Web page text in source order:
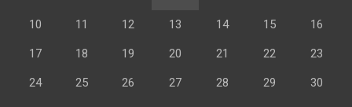
10 11 12 13 14 15 16
17 18 19 20 21 22 23
24 25 26 27 28 29 30